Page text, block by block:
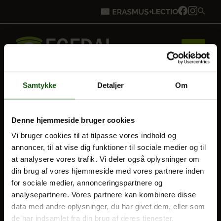
Samtykke Detaljer Om
Denne hjemmeside bruger cookies
Vi bruger cookies til at tilpasse vores indhold og
annoncer, til at vise dig funktioner til sociale medier og til
at analysere vores trafik. Vi deler også oplysninger om
din brug af vores hjemmeside med vores partnere inden
for sociale medier, annonceringspartnere og
analysepartnere. Vores partnere kan kombinere disse
data med andre oplysninger, du har givet dem, eller som
de har indsamlet fra din brug af deres tjenester.
Forside
Brobygning
Bliv elev
Vores uddannelser
Optagelse
Til forældre
VORES UDDANNELSER
HF